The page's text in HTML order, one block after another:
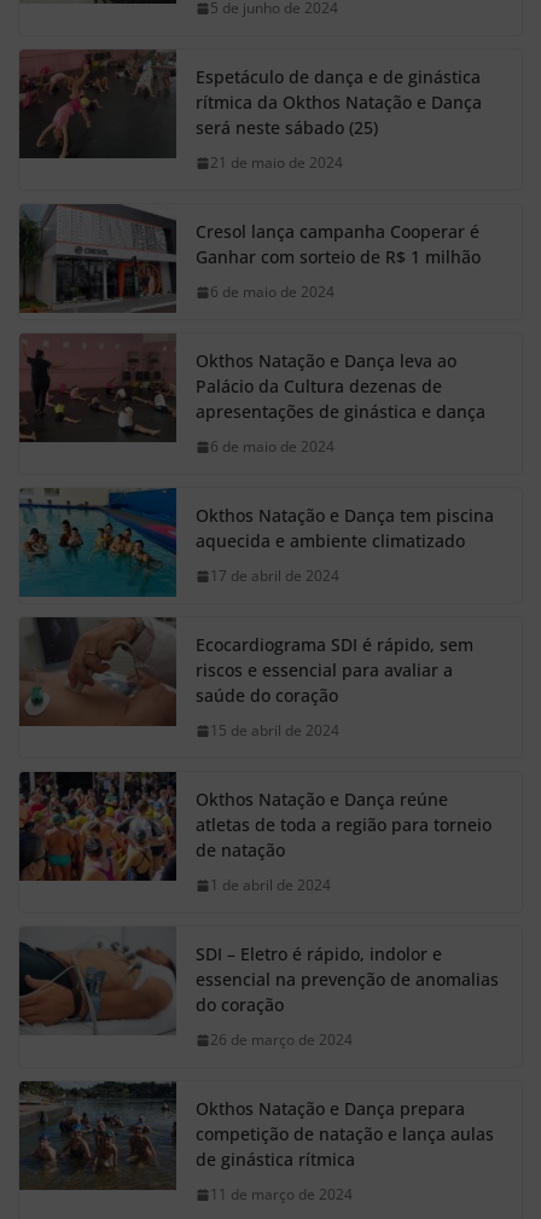
5 de junho de 2024
Espetáculo de dança e de ginástica
rítmica da Okthos Natação e Dança
será neste sábado (25)
21 de maio de 2024
Cresol lança campanha Cooperar é
Ganhar com sorteio de R$ 1 milhão
6 de maio de 2024
Okthos Natação e Dança leva ao
Palácio da Cultura dezenas de
apresentações de ginástica e dança
6 de maio de 2024
Okthos Natação e Dança tem piscina
aquecida e ambiente climatizado
17 de abril de 2024
Ecocardiograma SDI é rápido, sem
riscos e essencial para avaliar a
saúde do coração
15 de abril de 2024
Okthos Natação e Dança reúne
atletas de toda a região para torneio
de natação
1 de abril de 2024
SDI – Eletro é rápido, indolor e
essencial na prevenção de anomalias
do coração
26 de março de 2024
Okthos Natação e Dança prepara
competição de natação e lança aulas
de ginástica rítmica
11 de março de 2024